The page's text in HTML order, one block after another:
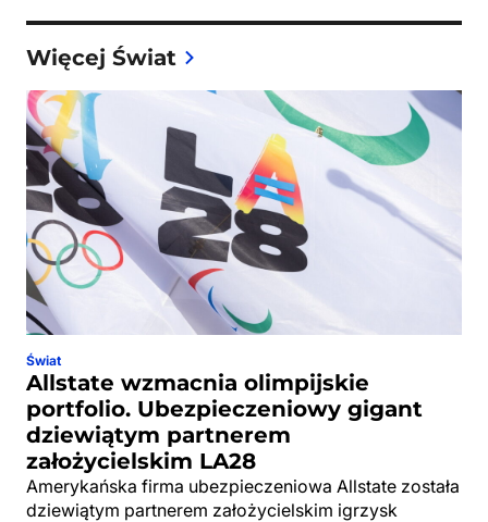
Więcej Świat
Świat
Allstate wzmacnia olimpijskie
portfolio. Ubezpieczeniowy gigant
dziewiątym partnerem
założycielskim LA28
Amerykańska firma ubezpieczeniowa Allstate została
dziewiątym partnerem założycielskim igrzysk